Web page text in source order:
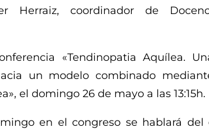
Herraiz, coordinador de
«Tendinopatia Aquílea.
un modelo combinado
el domingo 26 de mayo a las 13:15h.
en el congreso se hablará del